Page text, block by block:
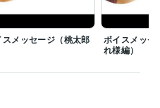
: 2019年
のドラえもん^^ 取得年 : 2019年
めたことを習慣にすること♩
スメッセージ（桃太郎
ボイスメッセ
れ様編）